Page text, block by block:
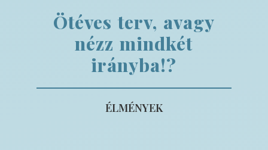
Ötéves terv, avagy
nézz mindkét
irányba!?
ÉLMÉNYEK